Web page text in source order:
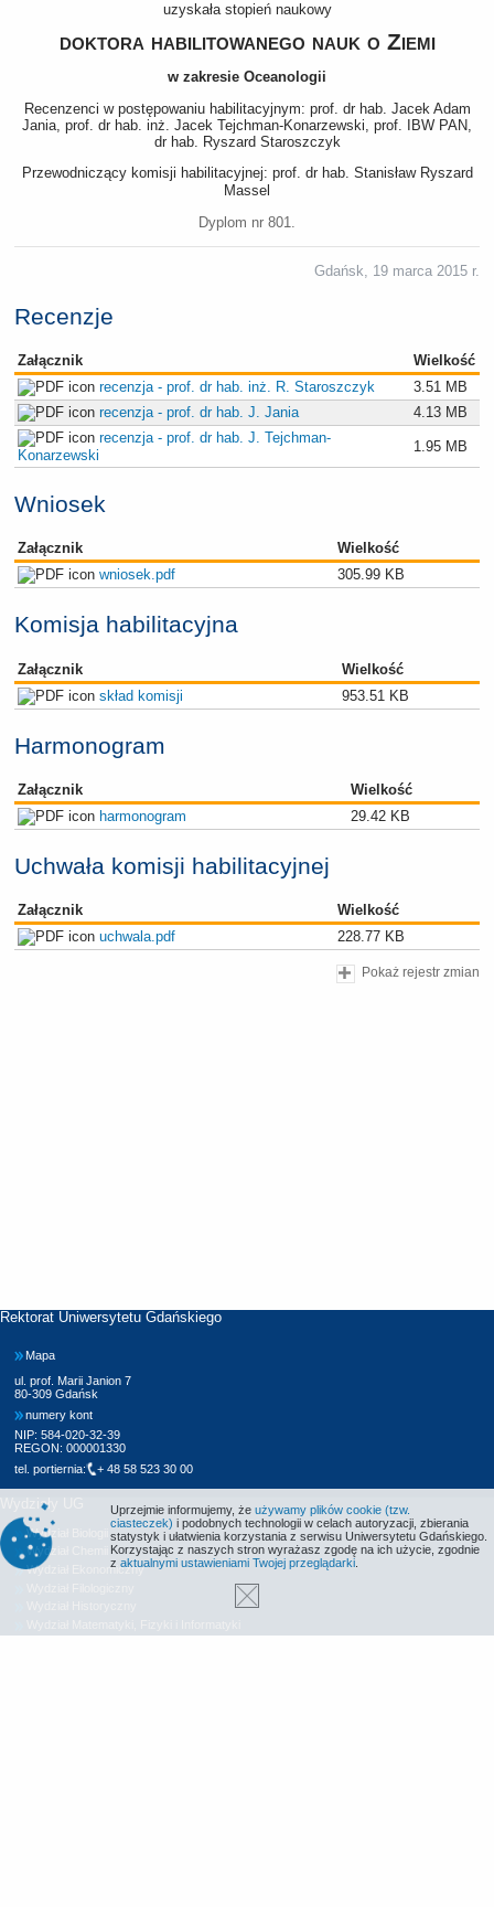
uzyskała stopień naukowy
doktora habilitowanego nauk o Ziemi
w zakresie Oceanologii
Recenzenci w postępowaniu habilitacyjnym: prof. dr hab. Jacek Adam
Jania, prof. dr hab. inż. Jacek Tejchman-Konarzewski, prof. IBW PAN,
dr hab. Ryszard Staroszczyk
Przewodniczący komisji habilitacyjnej: prof. dr hab. Stanisław Ryszard
Massel
Dyplom nr 801.
Gdańsk, 19 marca 2015 r.
Recenzje
Załącznik
Wielkość
recenzja - prof. dr hab. inż. R. Staroszczyk
3.51 MB
recenzja - prof. dr hab. J. Jania
4.13 MB
recenzja - prof. dr hab. J. Tejchman-
Konarzewski
1.95 MB
Wniosek
Załącznik
Wielkość
wniosek.pdf
305.99 KB
Komisja habilitacyjna
Załącznik
Wielkość
skład komisji
953.51 KB
Harmonogram
Załącznik
Wielkość
harmonogram
29.42 KB
Uchwała komisji habilitacyjnej
Załącznik
Wielkość
uchwala.pdf
228.77 KB
Pokaż rejestr zmian
Rektorat Uniwersytetu Gdańskiego
Mapa
ul. prof. Marii Janion 7
80-309 Gdańsk
numery kont
NIP: 584-020-32-39
REGON: 000001330
tel. portiernia:
+ 48 58 523 30 00
Wydziały UG
Wydział Biologii
Wydział Chemii
Wydział Ekonomiczny
Uprzejmie informujemy, że używamy plików cookie (tzw.
ciasteczek) i podobnych technologii w celach autoryzacji, zbierania
statystyk i ułatwienia korzystania z serwisu Uniwersytetu Gdańskiego.
Korzystając z naszych stron wyrażasz zgodę na ich użycie, zgodnie
z aktualnymi ustawieniami Twojej przeglądarki